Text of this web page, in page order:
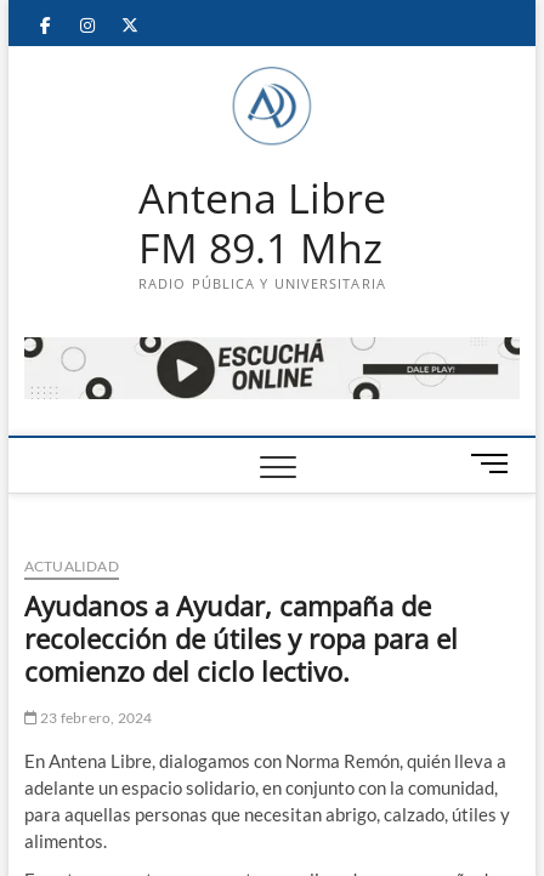
Saltar
FacebookInstagram
Antena Libre
FM 89.1 Mhz
RADIO PÚBLICA Y UNIVERSITARIA
B
o
ACTUALIDAD
Ayudanos a Ayudar, campaña de
recolección de útiles y ropa para el
comienzo del ciclo lectivo.
23 febrero, 2024
En Antena Libre, dialogamos con Norma Remón, quién lleva a
adelante un espacio solidario, en conjunto con la comunidad,
para aquellas personas que necesitan abrigo, calzado, útiles y
alimentos.